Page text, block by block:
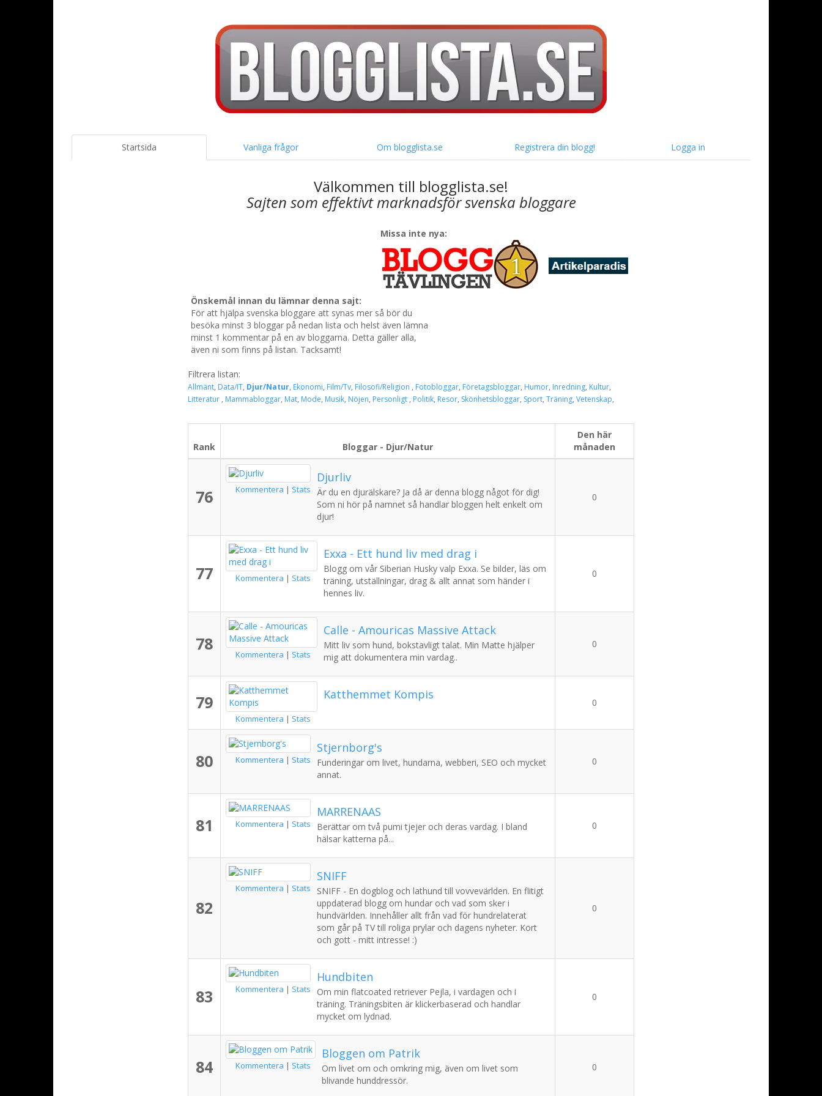
Startsida Vanliga frågor Om blogglista.se Registrera din blogg! Logga in
Välkommen till blogglista.se!
Sajten som effektivt marknadsför svenska bloggare
Missa inte nya:
Önskemål innan du lämnar denna sajt:
För att hjälpa svenska bloggare att synas mer så bör du
besöka minst 3 bloggar på nedan lista och helst även lämna
minst 1 kommentar på en av bloggarna. Detta gäller alla,
även ni som finns på listan. Tacksamt!
Filtrera listan:
Allmänt, Data/IT, Djur/Natur, Ekonomi, Film/Tv, Filosofi/Religion , Fotobloggar, Företagsbloggar, Humor, Inredning, Kultur,
Litteratur , Mammabloggar, Mat, Mode, Musik, Nöjen, Personligt , Politik, Resor, Skönhetsbloggar, Sport, Träning, Vetenskap,
Rank Bloggar - Djur/Natur
Den här
månaden
76 Kommentera | Stats
Djurliv
Är du en djurälskare? Ja då är denna blogg något för dig!
Som ni hör på namnet så handlar bloggen helt enkelt om
djur!
0
77 Kommentera | Stats
Exxa - Ett hund liv med drag i
Blogg om vår Siberian Husky valp Exxa. Se bilder, läs om
träning, utställningar, drag & allt annat som händer i
hennes liv.
0
78
Kommentera | Stats
Calle - Amouricas Massive Attack
Mitt liv som hund, bokstavligt talat. Min Matte hjälper
mig att dokumentera min vardag..
0
79
Kommentera | Stats
Katthemmet Kompis
0
80 Kommentera | Stats
Stjernborg's
Funderingar om livet, hundarna, webberi, SEO och mycket
annat.
0
81 Kommentera | Stats
MARRENAAS
Berättar om två pumi tjejer och deras vardag. I bland
hälsar katterna på...
0
82
Kommentera | Stats
SNIFF
SNIFF - En dogblog och lathund till vovvevärlden. En flitigt
uppdaterad blogg om hundar och vad som sker i
hundvärlden. Innehåller allt från vad för hundrelaterat
som går på TV till roliga prylar och dagens nyheter. Kort
och gott - mitt intresse! :)
0
83 Kommentera | Stats
Hundbiten
Om min flatcoated retriever Pejla, i vardagen och i
träning. Träningsbiten är klickerbaserad och handlar
mycket om lydnad.
0
84 Kommentera | Stats
Bloggen om Patrik
Om livet om och omkring mig, även om livet som
blivande hunddressör.
0